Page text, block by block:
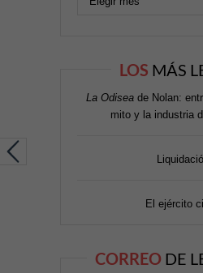
LOS MÁS
La Odisea de Nolan:
mito y la industria
El ejército
CORREO DE